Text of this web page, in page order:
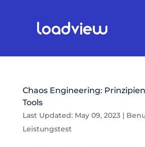
Chaos Engineering:
Tools
Last Updated: May 09, 2023|
Leistungstest